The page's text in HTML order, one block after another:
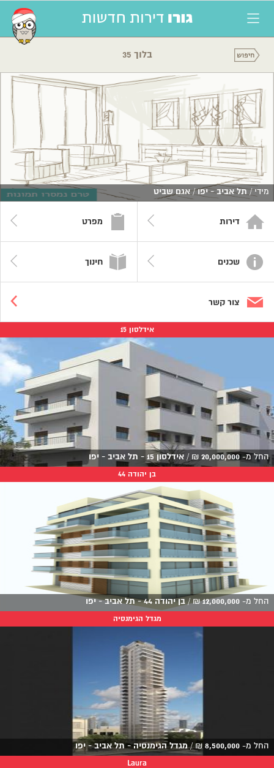
בלוך 35
מידי /תל אביב - יפו/אגם שביט
דירות מפרט
שכנים חינוך
צור קשר
אידלסון 15
החל מ- 20,000,000
₪
/ אידלסון 15 - תל אביב - יפו
בן יהודה 44
החל מ- 12,000,000
₪
/ בן יהודה 44 - תל אביב - יפו
מגדל הגימנסיה
החל מ- 8,500,000
₪
/מגדל הגימנסיה - תל אביב - יפו
Laura